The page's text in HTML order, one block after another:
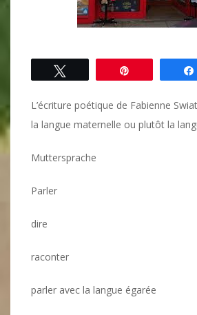
L’écriture poétique de Fabienne
la langue maternelle ou plutôt la
Muttersprache
Parler
dire
raconter
parler avec la langue égarée